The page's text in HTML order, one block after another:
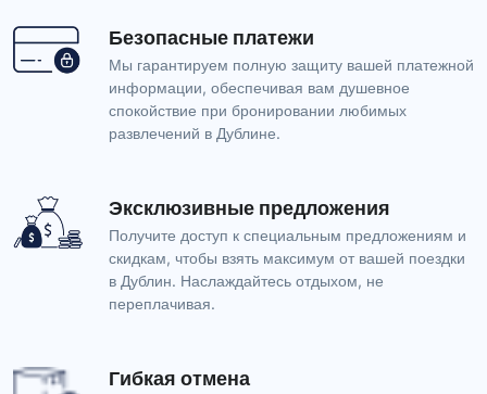
Безопасные платежи
Мы гарантируем полную защиту вашей платежной
информации, обеспечивая вам душевное
спокойствие при бронировании любимых
развлечений в Дублине.
Эксклюзивные предложения
Получите доступ к специальным предложениям и
скидкам, чтобы взять максимум от вашей поездки
в Дублин. Наслаждайтесь отдыхом, не
переплачивая.
Гибкая отмена